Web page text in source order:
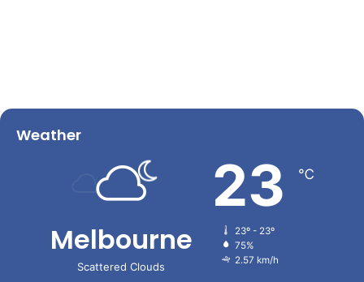
Weather
Melbourne
Scattered Clouds
23 ℃
23º - 23º
75%
2.57 km/h